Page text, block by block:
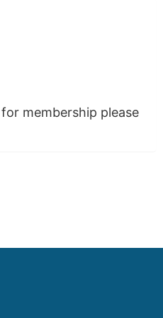
membership please